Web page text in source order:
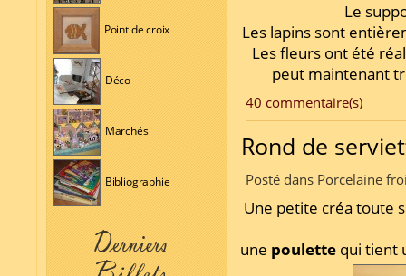
Point de croix
Déco
Marchés
Bibliographie
Le
Les lapins sont
Les fleurs ont été
peut maintenant
40 commentaire(s)
Rond de
Posté dans Porcelaine
Une petite créa toute
une poulette qui tient